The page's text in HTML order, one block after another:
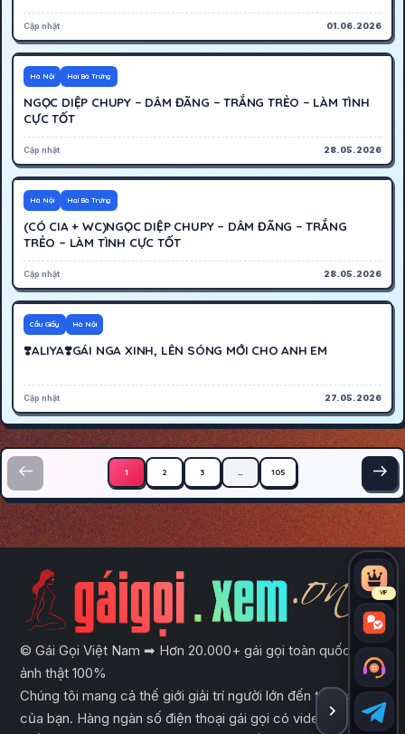
Cập nhật 01.06.2026
Hà Nội Hai Bà Trưng
NGỌC DIỆP CHUPY – DÂM ĐÃNG – TRẮNG TRẺO – LÀM TÌNH
CỰC TỐT
Cập nhật 28.05.2026
300K
Hà Nội Hai Bà Trưng
(CÓ CIA + WC)NGỌC DIỆP CHUPY – DÂM ĐÃNG – TRẮNG
TRẺO – LÀM TÌNH CỰC TỐT
Cập nhật 28.05.2026
4000K
Cầu Giấy Hà Nội
❣️ALIYA❣️GÁI NGA XINH, LÊN SÓNG MỚI CHO ANH EM
Cập nhật 27.05.2026
Phân trang bài viết
1 2 3 … 105
© Gái Gọi Việt Nam ➡ Hơn 20.000+ gái gọi toàn quốc, hình
ảnh thật 100%
Chúng tôi mang cả thế giới giải trí người lớn đến tầm tay
của bạn. Hàng ngàn số điện thoại gái gọi có video trênẨN
VIP